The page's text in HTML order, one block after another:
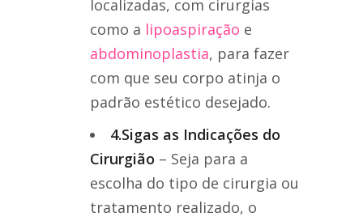
localizadas, com cirurgias
como a lipoaspiração e
abdominoplastia, para fazer
com que seu corpo atinja o
padrão estético desejado.
4.Sigas as Indicações do
Cirurgião – Seja para a
escolha do tipo de cirurgia ou
tratamento realizado, o